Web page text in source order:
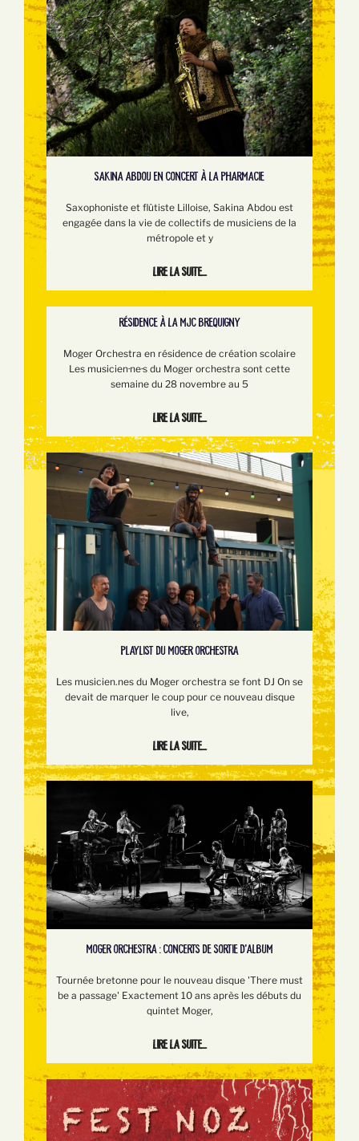
SAKINA ABDOU EN CONCERT À LA PHARMACIE
Saxophoniste et flûtiste Lilloise, Sakina Abdou est
engagée dans la vie de collectifs de musiciens de la
métropole et y
Lire la suite...
RÉSIDENCE À LA MJC BREQUIGNY
Moger Orchestra en résidence de création scolaire
Les musicien·ne·s du Moger orchestra sont cette
semaine du 28 novembre au 5
Lire la suite...
PLAYLIST DU MOGER ORCHESTRA
Les musicien.nes du Moger orchestra se font DJ On se
devait de marquer le coup pour ce nouveau disque
live,
Lire la suite...
MOGER ORCHESTRA : CONCERTS DE SORTIE D'ALBUM
Tournée bretonne pour le nouveau disque 'There must
be a passage' Exactement 10 ans après les débuts du
quintet Moger,
Lire la suite...